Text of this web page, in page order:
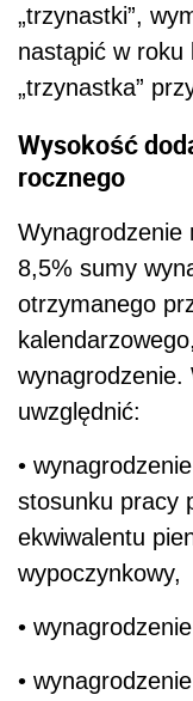
„trzynastki”,
nastąpić w roku
„trzynastka”
Wysokość
rocznego
Wynagrodzenie
8,5% sumy
otrzymanego
wynagrodzenie.
uwzględnić:
•
stosunku pracy
ekwiwalentu
wypoczynkowy,
•
•